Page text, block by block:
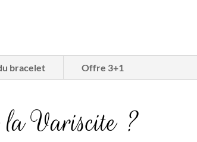
bracelet Offre 3+1
la Variscite ?